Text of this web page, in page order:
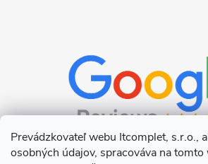
Prevádzkovateľ webu Itcomplet, s.r.o.,
osobných údajov, spracováva na